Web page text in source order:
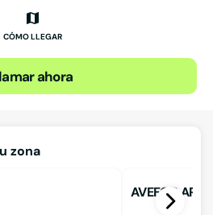
CÓMO LLEGAR
ahora
zona
AVEFOR